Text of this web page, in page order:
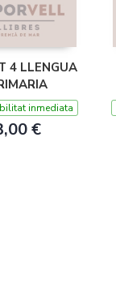
4 LLENGUA
inmediata
€